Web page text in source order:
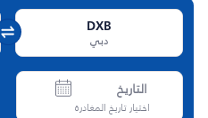
DXB
دبي
التاريخ
اختيار تاريخ المغادرة